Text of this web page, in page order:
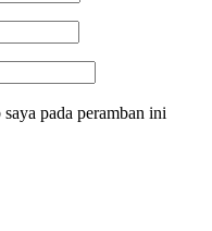
pada peramban ini